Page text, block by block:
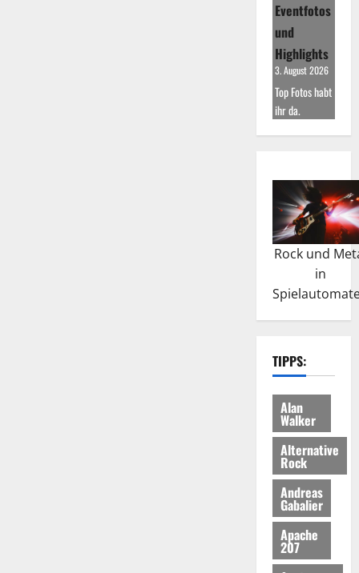
Eventfotos
und
Highlights
3. August 2026
Top Fotos habt
ihr da.
Rock und
in
TIPPS:
Alan
Walker
Alternative
Rock
Andreas
Gabalier
Apache
207